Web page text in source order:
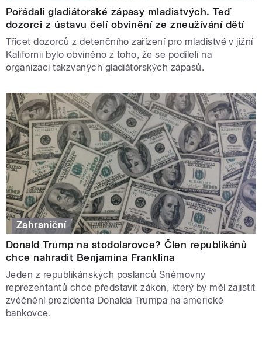
Pořádali gladiátorské zápasy mladistvých. Teď
dozorci z ústavu čelí obvinění ze zneužívání dětí
Třicet dozorců z detenčního zařízení pro mladistvé v jižní
Kalifornii bylo obviněno z toho, že se podíleli na
organizaci takzvaných gladiátorských zápasů.
Zahraniční
Donald Trump na stodolarovce? Člen republikánů
chce nahradit Benjamina Franklina
Jeden z republikánských poslanců Sněmovny
reprezentantů chce představit zákon, který by měl zajistit
zvěčnění prezidenta Donalda Trumpa na americké
bankovce.